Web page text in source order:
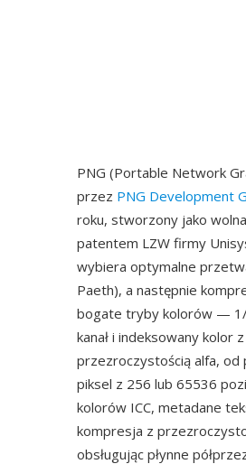
PNG (Portable Network
przez PNG Development
roku, stworzony jako
patentem LZW firmy
wybiera optymalne
Paeth), a następnie
bogate tryby kolorów —
kanał i indeksowany
przezroczystością alfa, od
piksel z 256 lub 65536
kolorów ICC, metadane
kompresja z
obsługując płynne